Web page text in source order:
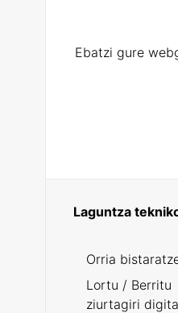
Ebatzi gure
Laguntza
Orria
Lortu / Berritu
ziurtagiri